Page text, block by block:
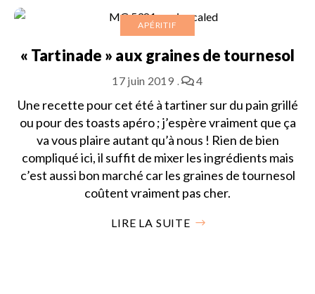
APÉRITIF
« Tartinade » aux graines de tournesol
17 juin 2019 4
Une recette pour cet été à tartiner sur du pain grillé
ou pour des toasts apéro ; j’espère vraiment que ça
va vous plaire autant qu’à nous ! Rien de bien
compliqué ici, il suffit de mixer les ingrédients mais
c’est aussi bon marché car les graines de tournesol
coûtent vraiment pas cher.
LIRE LA SUITE